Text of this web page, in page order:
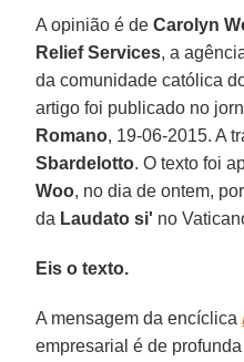
A opinião é deCarolyn
Relief Services, a
da comunidade católica
artigo foi publicado no
Romano, 19-06-2015. A
Sbardelotto. O texto foi
Woo, no dia de ontem,
da Laudato si' no
Eis o texto.
A mensagem da encíclica
empresarial é de